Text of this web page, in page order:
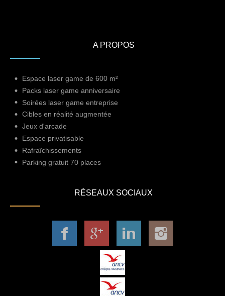
A PROPOS
Espace laser game de 600 m²
Packs laser game anniversaire
Soirées laser game entreprise
Cibles en réalité augmentée
Jeux d'arcade
Espace privatisable
Rafraîchissements
Parking gratuit 70 places
RÉSEAUX SOCIAUX